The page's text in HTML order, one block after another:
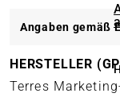
Angaben gemäß
HERSTELLER
Terres